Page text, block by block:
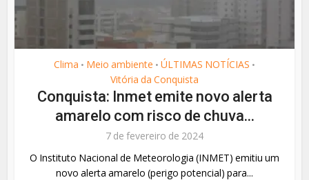
Clima • Meio ambiente • ÚLTIMAS NOTÍCIAS •
Vitória da Conquista
Conquista: Inmet emite novo alerta
amarelo com risco de chuva...
7 de fevereiro de 2024
O Instituto Nacional de Meteorologia (INMET) emitiu um
novo alerta amarelo (perigo potencial) para...